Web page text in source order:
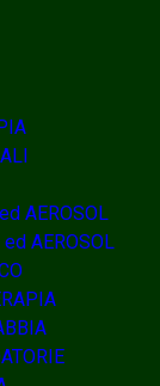
AEROSOL
AEROSOL